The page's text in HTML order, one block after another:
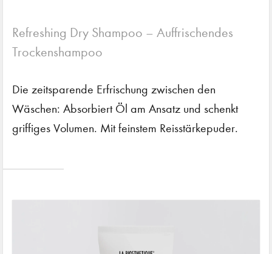
Refreshing Dry Shampoo – Auffrischendes
Trockenshampoo
Die zeitsparende Erfrischung zwischen den
Wäschen: Absorbiert Öl am Ansatz und schenkt
griffiges Volumen. Mit feinstem Reisstärkepuder.